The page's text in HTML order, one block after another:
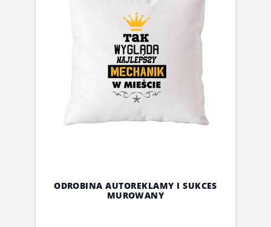
ODROBINA AUTOREKLAMY I SUKCES
MUROWANY